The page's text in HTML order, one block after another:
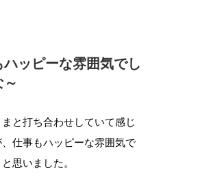
ハッピーな雰囲気でし
～
と打ち合わせしていて感じ
仕事もハッピーな雰囲気で
思いました。